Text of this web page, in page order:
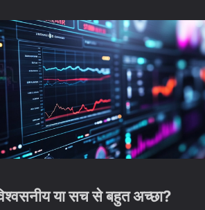
या सच से बहुत अच्छा?